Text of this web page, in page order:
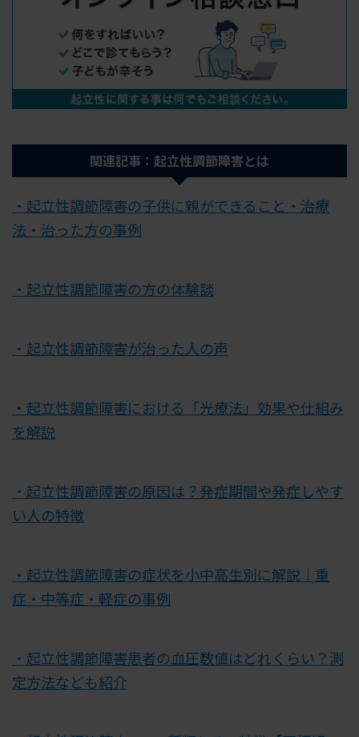
関連記事：起立性調節障害とは
・起立性調節障害の子供に親ができること・治療
法・治った方の事例
・起立性調節障害の方の体験談
・起立性調節障害が治った人の声
・起立性調節障害における「光療法」効果や仕組み
を解説
・起立性調節障害の原因は？発症期間や発症しやす
い人の特徴
・起立性調節障害の症状を小中高生別に解説｜重
症・中等症・軽症の事例
・起立性調節障害患者の血圧数値はどれくらい？測
定方法なども紹介